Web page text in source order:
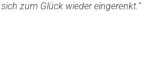
zum Glück wieder eingerenkt.“